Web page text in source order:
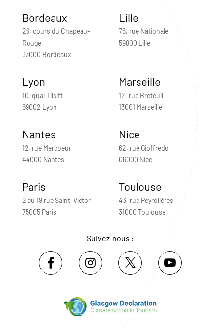
Bordeaux
26, cours du Chapeau-
Rouge
33000 Bordeaux
Lille
76, rue Nationale
59800 Lille
Lyon
10, quai Tilsitt
69002 Lyon
Marseille
12, rue Breteuil
13001 Marseille
Nantes
12, rue Mercoeur
44000 Nantes
Nice
62, rue Gioffredo
06000 Nice
Paris
2 au 18 rue Saint-Victor
75005 Paris
Toulouse
43, rue Peyrolières
31000 Toulouse
Suivez-nous :